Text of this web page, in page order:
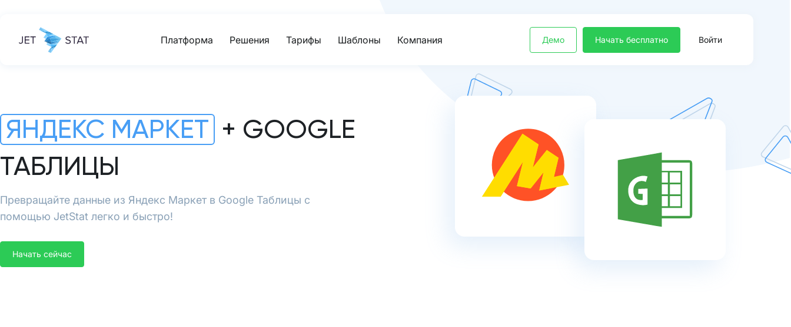
Платформа Решения Тарифы Шаблоны Компания Демо Начать бесплатно Войти
ЯНДЕКС МАРКЕТ + GOOGLE
ТАБЛИЦЫ
Превращайте данные из Яндекс Маркет в Google Таблицы с
помощью JetStat легко и быстро!
Начать сейчас